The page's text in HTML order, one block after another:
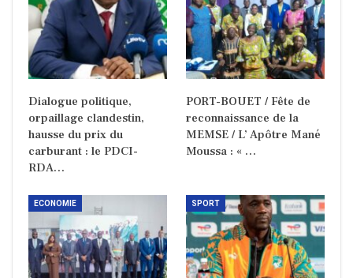
Dialogue politique,
orpaillage clandestin,
hausse du prix du
carburant : le PDCI-
RDA…
PORT-BOUET / Fête de
reconnaissance de la
MEMSE / L’ Apôtre Mané
Moussa : « …
ECONOMIE SPORT